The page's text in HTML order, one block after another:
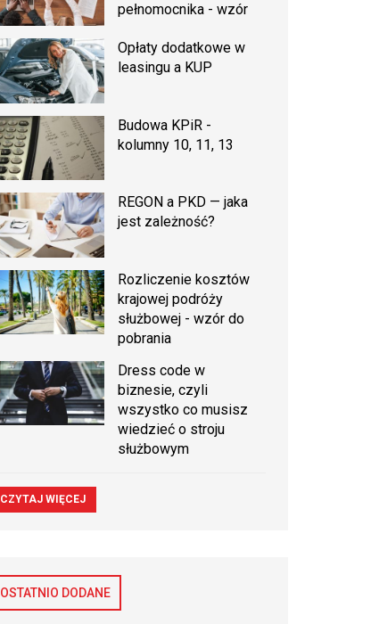
pełnomocnika - wzór
Opłaty dodatkowe w
leasingu a KUP
Budowa KPiR -
kolumny 10, 11, 13
REGON a PKD — jaka
jest zależność?
Rozliczenie kosztów
krajowej podróży
służbowej - wzór do
pobrania
Dress code w
biznesie, czyli
wszystko co musisz
wiedzieć o stroju
służbowym
CZYTAJ WIĘCEJ
OSTATNIO DODANE